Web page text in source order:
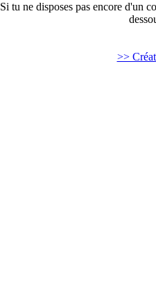
Si tu ne disposes pas encore d'un
>>